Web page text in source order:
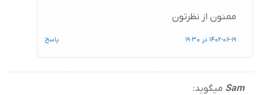
ممنون از نظرتون
1402-06-19 در 19:30 پاسخ
Sam میگوید: